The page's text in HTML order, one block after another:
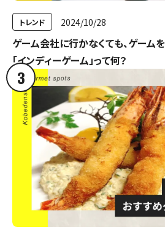
トレンド 2024/10/28
ゲーム会社に行かなくても、ゲーム
「インディーゲーム」って何？
3